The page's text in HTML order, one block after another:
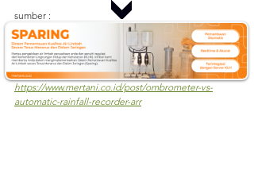
sumber :
https://www.mertani.co.id/post/automatic-rainfall-
recorder-arr-pengertian-kelebihan-fitur-dan-peran-
dalam-perkebunan
https://www.mertani.co.id/automatic-rainfall-recorder
https://www.mertani.co.id/post/ombrometer-vs-
automatic-rainfall-recorder-arr